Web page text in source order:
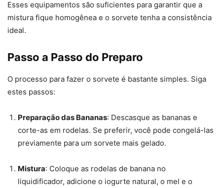
Esses equipamentos são suficientes para garantir que a
mistura fique homogênea e o sorvete tenha a consistência
ideal.
Passo a Passo do Preparo
O processo para fazer o sorvete é bastante simples. Siga
estes passos:
Preparação das Bananas: Descasque as bananas e
corte-as em rodelas. Se preferir, você pode congelá-las
previamente para um sorvete mais gelado.
Mistura: Coloque as rodelas de banana no
liquidificador, adicione o iogurte natural, o mel e o